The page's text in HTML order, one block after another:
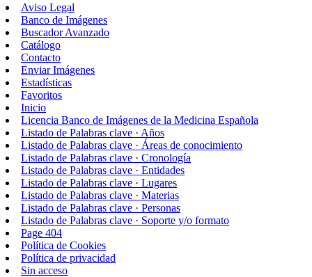
Aviso Legal
Banco de Imágenes
Buscador Avanzado
Catálogo
Contacto
Enviar Imágenes
Estadísticas
Favoritos
Inicio
Licencia Banco de Imágenes de la Medicina Española
Listado de Palabras clave · Años
Listado de Palabras clave · Áreas de conocimiento
Listado de Palabras clave · Cronología
Listado de Palabras clave · Entidades
Listado de Palabras clave · Lugares
Listado de Palabras clave · Materias
Listado de Palabras clave · Personas
Listado de Palabras clave · Soporte y/o formato
Page 404
Política de Cookies
Política de privacidad
Sin acceso